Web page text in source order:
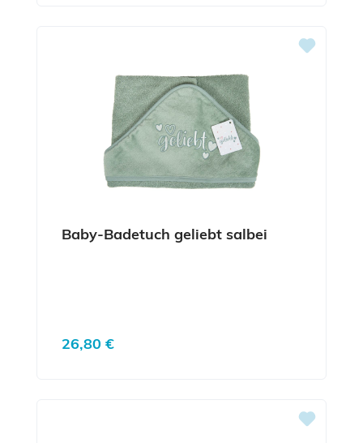
Baby-Badetuch geliebt salbei
Regulärer Preis:
26,80 €